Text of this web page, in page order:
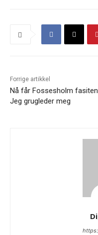
Forrige artikkel
Nå får Fossesholm
Jeg grugleder meg